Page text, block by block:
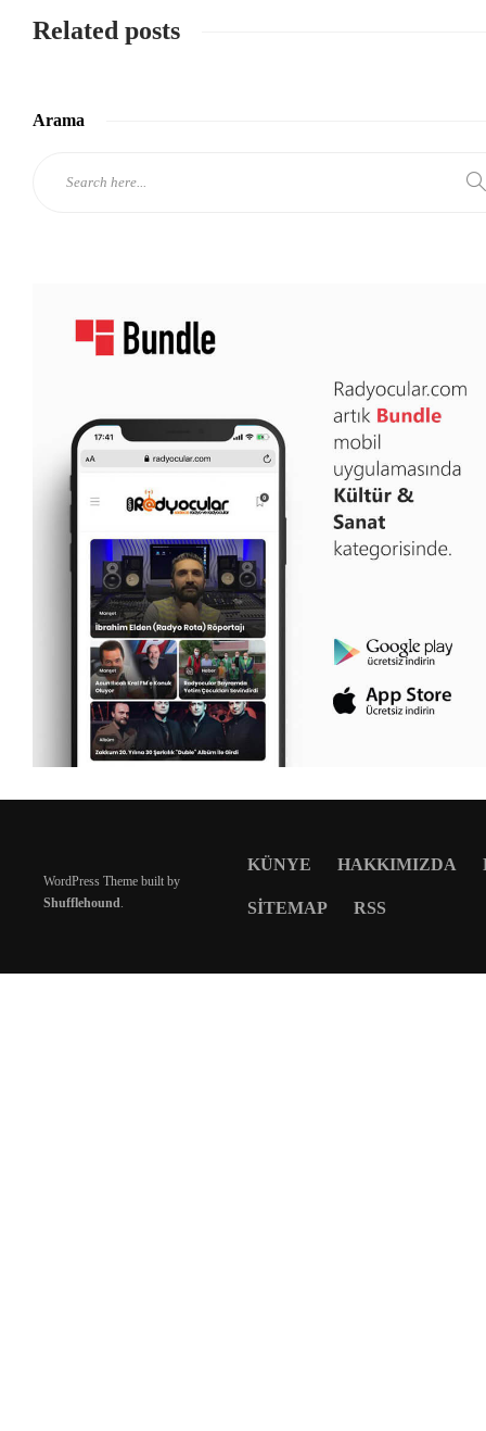
Related posts
Arama
WordPress Theme built by
Shufflehound.
KÜNYE HAKKIMIZDA
SITEMAP RSS